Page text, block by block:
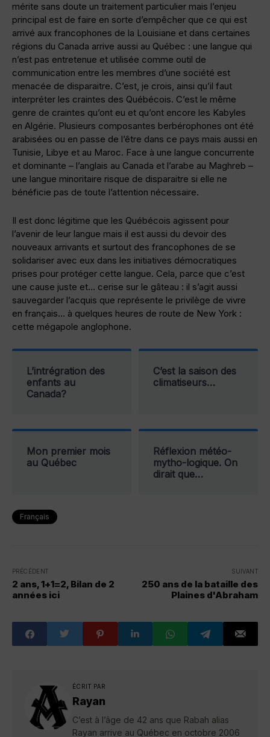
mérite sans doute un traitement particulier mais l’enjeu
principal est de faire en sorte d’empêcher que ce qui est
arrivé aux francophones de la Louisiane et dans certaines
régions du Canada arrive aussi au Québec : une langue qui
n’est pas entretenue et utilisée comme outil de
communication entre les membres d’une société est
menacée de disparaitre. C’est, je crois, ainsi qu’il faut
interpréter les craintes des Québécois. C’est le même
genre de craintes qu’ont eu et qu’ont encore les Kabyles
en Algérie. Plusieurs composantes berbérophones ont été
arabisées ou en passe de l’être dans ce pays mais aussi en
Tunisie, Libye et au Maroc. Face à une langue concurrente
et dominante – l’anglais au Canada et l’arabe au Maghreb –
une langue minoritaire risque de disparaitre si elle ne
bénéficie pas de toute l’attention nécessaire.
Il est donc légitime que les Québécois agissent pour
l’avenir de leur langue mais il est aussi du devoir des
nouveaux arrivants et surtout des francophones de se
solidariser avec eux dans les initiatives démocratiques
prises pour protéger cette langue. Cela, parce que c’est
une cause juste et… cerise sur le gâteau : il s’agit aussi
sauvegarder l’acquis que représente le privilège de vivre
en français… à quelques heures de route de New York :
cette mégapole anglophone.
L’intrégration des
enfants au
Canada?
C’est la saison des
climatiseurs…
Mon premier mois
au Québec
Réflexion météo-
mytho-logique. On
dirait que…
Français
PRÉCÉDENT
2 ans, 1+1=2, Bilan de 2
années ici
SUIVANT
250 ans de la bataille des
Plaines d'Abraham
ÉCRIT PAR
Rayan
C’est à l’âge de 42 ans que Rabah alias
Rayan arrive au Québec en octobre 2006